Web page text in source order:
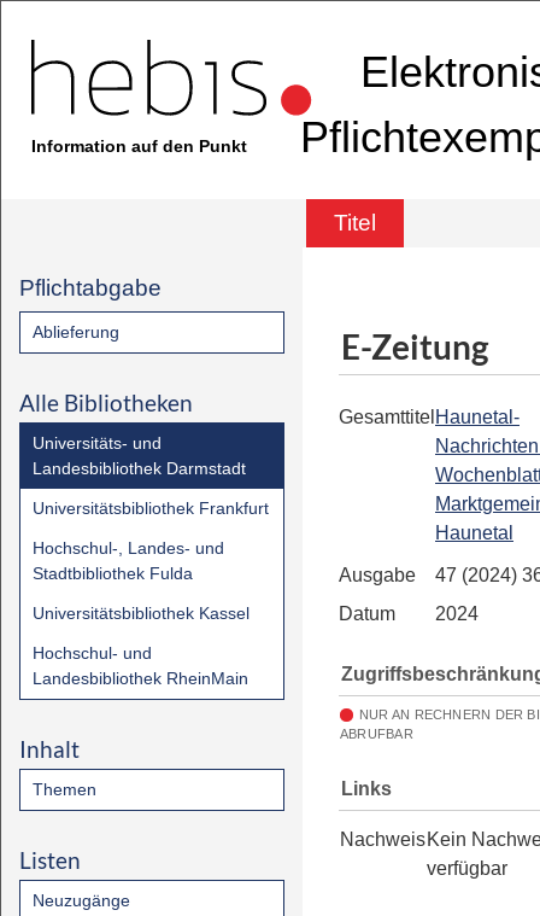
Information auf den Punkt
Titel
Pflichtabgabe
Ablieferung
Alle Bibliotheken
Universitäts- und
Landesbibliothek Darmstadt
Universitätsbibliothek Frankfurt
Hochschul-, Landes- und
Stadtbibliothek Fulda
Universitätsbibliothek Kassel
Hochschul- und
Landesbibliothek RheinMain
Inhalt
Themen
Listen
Neuzugänge
E-Zeitung
Gesamttitel Haunetal-
Haunetal
Ausgabe
47 (2024)
Datum
2024
NUR AN RECHNERN DER
ABRUFBAR
Links
NachweisKein
verfügbar